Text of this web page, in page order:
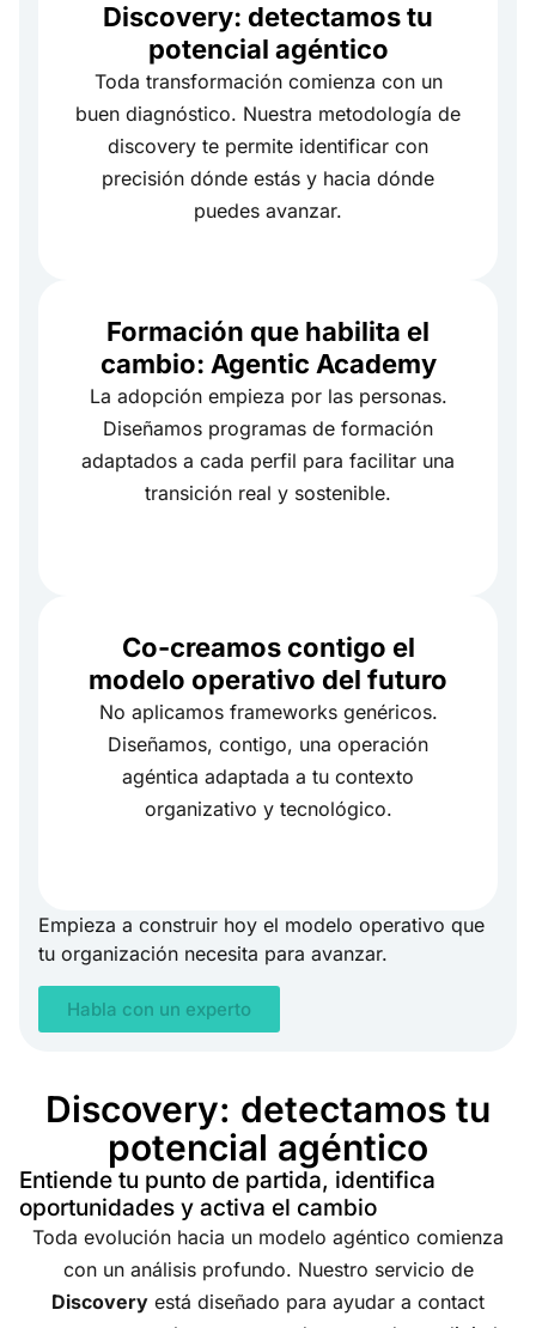
Discovery: detectamos tu
potencial agéntico
Toda transformación comienza con un
buen diagnóstico. Nuestra metodología de
discovery te permite identificar con
precisión dónde estás y hacia dónde
puedes avanzar.
Formación que habilita el
cambio: Agentic Academy
La adopción empieza por las personas.
Diseñamos programas de formación
adaptados a cada perfil para facilitar una
transición real y sostenible.
Co-creamos contigo el
modelo operativo del futuro
No aplicamos frameworks genéricos.
Diseñamos, contigo, una operación
agéntica adaptada a tu contexto
organizativo y tecnológico.
Empieza a construir hoy el modelo operativo que
tu organización necesita para avanzar.
Habla con un experto
Discovery: detectamos tu
potencial agéntico
Entiende tu punto de partida, identifica
oportunidades y activa el cambio
Toda evolución hacia un modelo agéntico comienza
con un análisis profundo. Nuestro servicio de
Discovery está diseñado para ayudar a contact